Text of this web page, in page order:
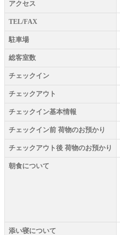
アクセス
TEL/FAX
駐車場
総客室数
チェックイン
チェックアウト
チェックイン基本情報
チェックイン前 荷物のお預かり
チェックアウト後 荷物のお預かり
朝食について
添い寝について